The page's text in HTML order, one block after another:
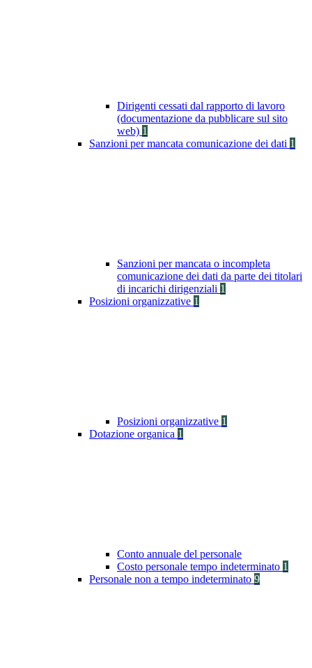
Dirigenti cessati dal rapporto di lavoro
(documentazione da pubblicare sul sito
web) 1
Sanzioni per mancata comunicazione dei dati 1
Sanzioni per mancata o incompleta
comunicazione dei dati da parte dei titolari
di incarichi dirigenziali 1
Posizioni organizzative 1
Posizioni organizzative 1
Dotazione organica 1
Conto annuale del personale
Costo personale tempo indeterminato 1
Personale non a tempo indeterminato 9